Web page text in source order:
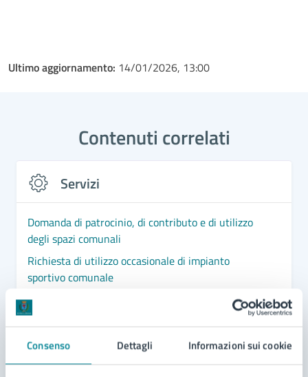
Consenso Dettagli Informazioni sui cookie
Ultimo aggiornamento: 14/01/2026, 13:00
Contenuti correlati
Servizi
Domanda di patrocinio, di contributo e di utilizzo
degli spazi comunali
Richiesta di utilizzo occasionale di impianto
sportivo comunale
Richiesta di utilizzo continuativo di impianto
sportivo comunale
Richiesta di patrocinio